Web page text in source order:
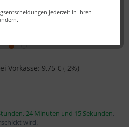
jederzeit in Ihren
Vorkasse: 9,75 € (-2%)
24 Minuten und 15 Sekunden,
wird.